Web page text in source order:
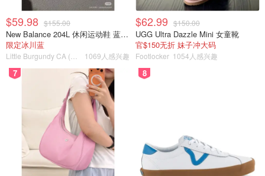
这款精华是肌肤的修复小能手，主打高浓度保湿、亮肤和紧
致效果💧，“亮+嫩+紧”三合一！
包含明星成分雪肌精草本复合物，给肌肤打底做准备。细竹
叶提取物让暗沉Bye Bye，肌肤更明亮。艾叶提取物舒缓抗
炎，敏感肌也能放心用！岩蔷薇提取物提亮加持，肤色更均
💧适合谁？
干皮/混合肌/中性肌
想对抗早期细纹、暗沉和肤色不均的小伙伴~
$59.98 $155.00
New Balance 204L 休闲运动鞋 蓝银色
限定冰川蓝
1069人感兴趣
$62.99 $150.00
UGG Ultra Dazzle Mini 女童靴
官$150无折 妹子冲大码
Footlocker 1054人感兴趣
7 8